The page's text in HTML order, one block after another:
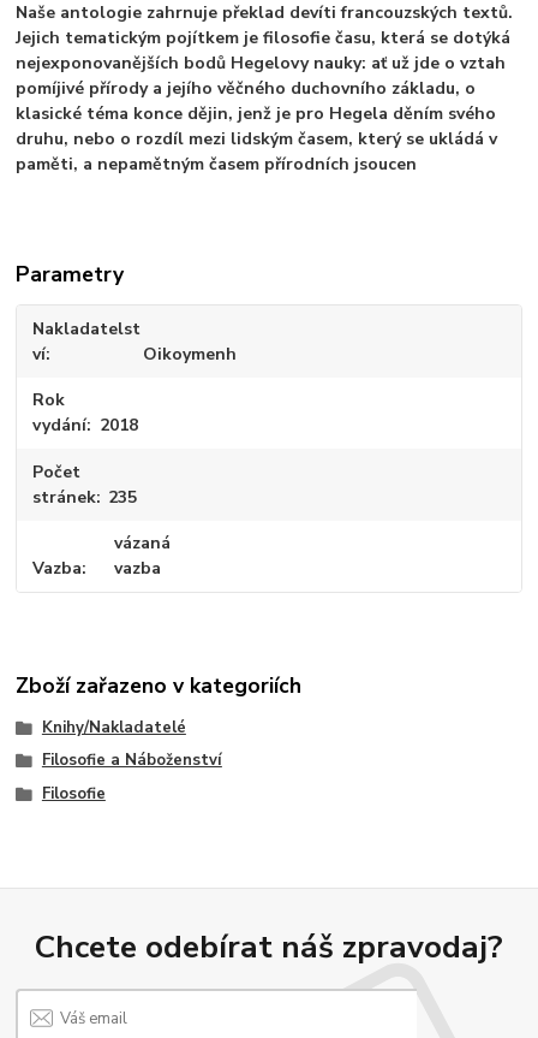
Naše antologie zahrnuje překlad devíti francouzských textů.
Jejich tematickým pojítkem je filosofie času, která se dotýká
nejexponovanějších bodů Hegelovy nauky: ať už jde o vztah
pomíjivé přírody a jejího věčného duchovního základu, o
klasické téma konce dějin, jenž je pro Hegela děním svého
druhu, nebo o rozdíl mezi lidským časem, který se ukládá v
paměti, a nepamětným časem přírodních jsoucen
Parametry
Nakladatelst
ví
Oikoymenh
Rok
vydání
2018
Počet
stránek 235
Vazba
vázaná
vazba
Zboží zařazeno v kategoriích
Knihy/Nakladatelé
Filosofie a Náboženství
Filosofie
Chcete odebírat náš zpravodaj?